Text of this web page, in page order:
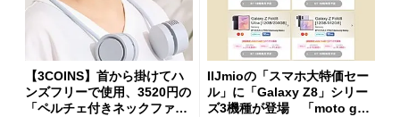
【3COINS】首から掛けてハ
ンズフリーで使用、3520円の
「ペルチェ付きネックファ
IIJmioの「スマホ大特価セー
ル」に「Galaxy Z8」シリー
ズ3機種が登場 「moto g37